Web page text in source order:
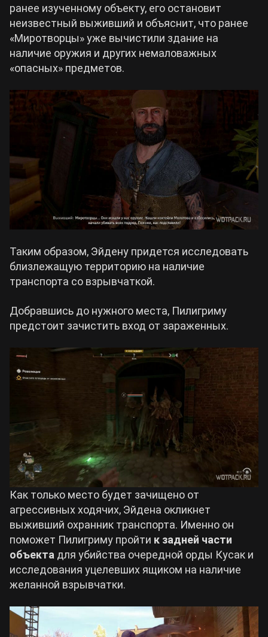
ранее изученному объекту, его остановит
неизвестный выживший и объяснит, что ранее
«Миротворцы» уже вычистили здание на
наличие оружия и других немаловажных
«опасных» предметов.
Таким образом, Эйдену придется исследовать
близлежащую территорию на наличие
транспорта со взрывчаткой.
Добравшись до нужного места, Пилигриму
предстоит зачистить вход от зараженных.
Как только место будет зачищено от
агрессивных ходячих, Эйдена окликнет
выживший охранник транспорта. Именно он
поможет Пилигриму пройти к задней части
объекта для убийства очередной орды Кусак и
исследования уцелевших ящиком на наличие
желанной взрывчатки.